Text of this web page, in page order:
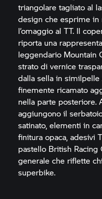
triangolare tagliato al
design che esprime
l’omaggio al TT. Il
riporta una
leggendario Mountain
strato di vernice
dalla sella in
finemente ricamato
nella parte posteriore.
aggiungono il
satinato, elementi in
finitura opaca, adesivi
pastello British Racing
generale che riflette
superbike.